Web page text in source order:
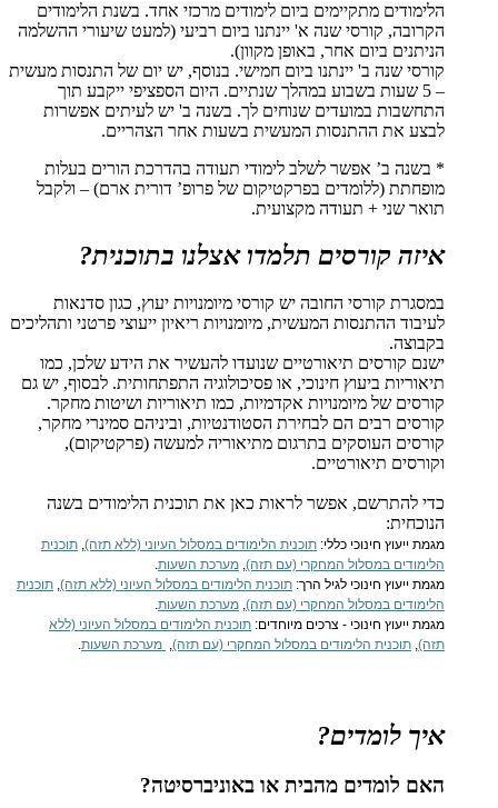
הלימודים מתקיימים ביום לימודים מרכזי אחד. בשנת הלימודים
הקרובה, קורסי שנה א' יינתנו ביום רביעי (למעט שיעורי ההשלמה
הניתנים ביום אחר, באופן מקוון).
קורסי שנה ב' יינתנו ביום חמישי. בנוסף, יש יום של התנסות מעשית
– 5 שעות בשבוע במהלך שנתיים. היום הספציפי ייקבע תוך
התחשבות במועדים שנוחים לך. בשנה ב' יש לעיתים אפשרות
לבצע את ההתנסות המעשית בשעות אחר הצהריים.
* בשנה ב’ אפשר לשלב לימודי תעודה בהדרכת הורים בעלות
מופחתת (ללומדים בפרקטיקום של פרופ’ דורית ארם) – ולקבל
תואר שני + תעודה מקצועית.
איזה קורסים תלמדו אצלנו בתוכנית?
במסגרת קורסי החובה יש קורסי מיומנויות יעוץ, כגון סדנאות
לעיבוד ההתנסות המעשית, מיומנויות ריאיון ייעוצי פרטני ותהליכים
בקבוצה.
ישנם קורסים תיאורטיים שנועדו להעשיר את הידע שלכן, כמו
תיאוריות ביעוץ חינוכי, או פסיכולוגיה התפתחותית. לבסוף, יש גם
קורסים של מיומנויות אקדמיות, כמו תיאוריות ושיטות מחקר.
קורסים רבים הם לבחירת הסטודנטיות, וביניהם סמינרי מחקר,
קורסים העוסקים בתרגום מתיאוריה למעשה (פרקטיקום),
וקורסים תיאורטיים.
כדי להתרשם, אפשר לראות כאן את תוכנית הלימודים בשנה
הנוכחית:
מגמת ייעוץ חינוכי כללי: תוכנית הלימודים במסלול העיוני (ללא תזה), תוכנית
הלימודים במסלול המחקרי (עם תזה), מערכת השעות.
מגמת ייעוץ חינוכי לגיל הרך: תוכנית הלימודים במסלול העיוני (ללא תזה), תוכנית
הלימודים במסלול המחקרי (עם תזה), מערכת השעות.
מגמת ייעוץ חינוכי - צרכים מיוחדים: תוכנית הלימודים במסלול העיוני (ללא
תזה), תוכנית הלימודים במסלול המחקרי (עם תזה), מערכת השעות.
איך לומדים?
האם לומדים מהבית או באוניברסיטה?